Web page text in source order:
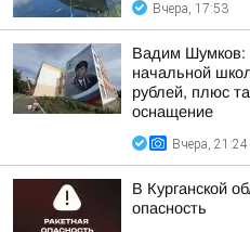
Вчера, 17:53
Вадим Шумков:
начальной
рублей, плюс
оснащение
Вчера, 21:24
В Курганской
опасность